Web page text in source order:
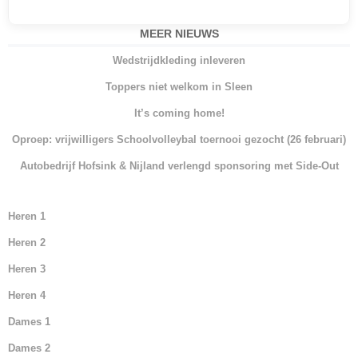
o
k
at
s
A
p
k
e
dI
n
MEER NIEUWS
Wedstrijdkleding inleveren
Toppers niet welkom in Sleen
It’s coming home!
Oproep: vrijwilligers Schoolvolleybal toernooi gezocht (26 februari)
Autobedrijf Hofsink & Nijland verlengd sponsoring met Side-Out
Heren 1
Heren 2
Heren 3
Heren 4
Dames 1
Dames 2